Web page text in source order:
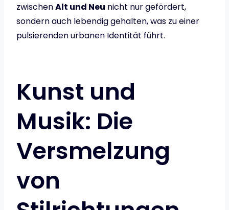
zwischenAlt und Neu nicht nur gefördert,
sondern auch lebendig gehalten, was zu einer
pulsierenden urbanen Identität führt.
Kunst und
Musik: Die
Versmelzung
von